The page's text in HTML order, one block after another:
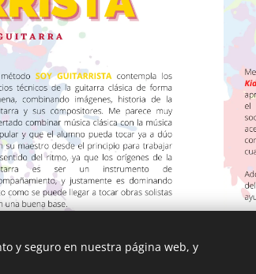
y seguro en nuestra página web, y